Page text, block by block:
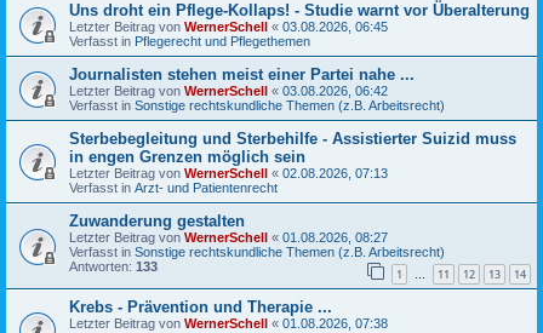
Uns droht ein Pflege-Kollaps! - Studie warnt vor Überalterung
Letzter Beitrag von WernerSchell « 03.08.2026, 06:45
Verfasst in Pflegerecht und Pflegethemen
Journalisten stehen meist einer Partei nahe ...
Letzter Beitrag von WernerSchell « 03.08.2026, 06:42
Verfasst in Sonstige rechtskundliche Themen (z.B. Arbeitsrecht)
Sterbebegleitung und Sterbehilfe - Assistierter Suizid muss
in engen Grenzen möglich sein
Letzter Beitrag von WernerSchell « 02.08.2026, 07:13
Verfasst in Arzt- und Patientenrecht
Zuwanderung gestalten
Letzter Beitrag von WernerSchell « 01.08.2026, 08:27
Verfasst in Sonstige rechtskundliche Themen (z.B. Arbeitsrecht)
Antworten: 133 1 … 11 12 13 14
Krebs - Prävention und Therapie ...
Letzter Beitrag von WernerSchell « 01.08.2026, 07:38